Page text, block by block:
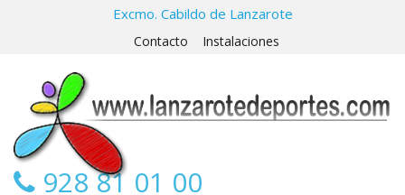
Excmo. Cabildo de Lanzarote
Contacto Instalaciones
928 81 01 00